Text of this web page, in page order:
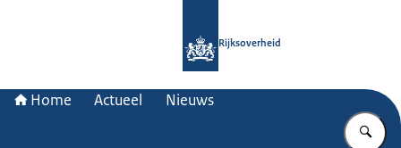
Rijksoverheid
Home Actueel Nieuws